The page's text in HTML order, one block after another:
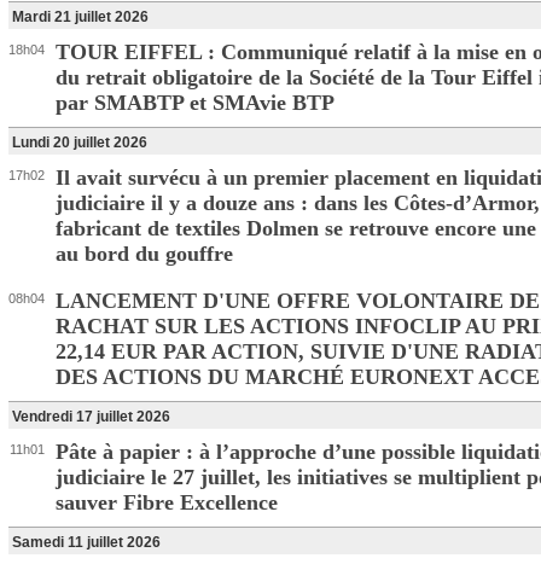
Mardi 21 juillet 2026
18h04
TOUR EIFFEL : Communiqué relatif à la mise en
du retrait obligatoire de la Société de la Tour Eiffel
par SMABTP et SMAvie BTP
Lundi 20 juillet 2026
17h02
Il avait survécu à un premier placement en
judiciaire il y a douze ans : dans les Côtes-
fabricant de textiles Dolmen se retrouve encore une
au bord du gouffre
08h04
LANCEMENT D'UNE OFFRE VOLONTAIRE DE
RACHAT SUR LES ACTIONS INFOCLIP AU
22,14 EUR PAR ACTION, SUIVIE D'UNE
DES ACTIONS DU MARCHÉ EURONEXT
Vendredi 17 juillet 2026
11h01
Pâte à papier : à l’approche d’une possible
judiciaire le 27 juillet, les initiatives se multiplient
sauver Fibre Excellence
Samedi 11 juillet 2026